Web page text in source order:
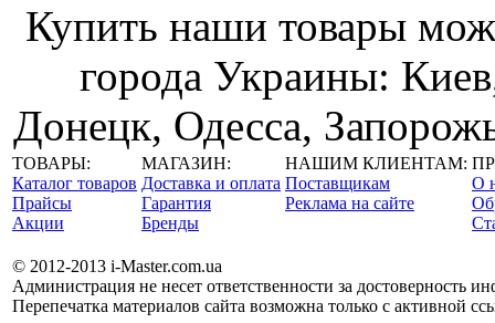
Купить наши товары
города Украины:
Донецк, Одесса,
ТОВАРЫ:
Каталог товаров
Прайсы
Акции
МАГАЗИН:
Доставка и оплата
Гарантия
Бренды
НАШИМ КЛИЕНТАМ:
Поставщикам
Реклама на сайте
О
© 2012-2013 i-Master.com.ua
Администрация не несет ответственности за достоверность
Перепечатка материалов сайта возможна только с активной